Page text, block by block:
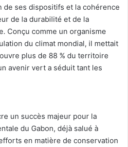
de ses dispositifs et la cohérence
de la durabilité et de la
Conçu comme un organisme
du climat mondial, il mettait
plus de 88 % du territoire
avenir vert a séduit tant les
un succès majeur pour la
du Gabon, déjà salué à
en matière de conservation